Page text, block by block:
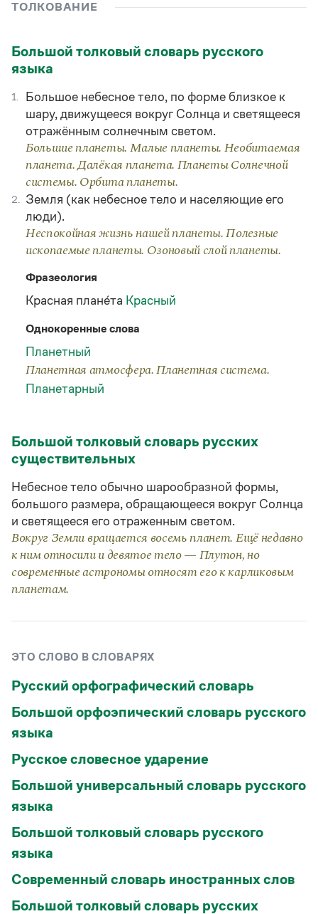
Словари русского языка как государственного
Справочники
Правила русской орфографии и пунктуации
Русский язык. Краткий теоретический курс
для школьников
Письмовник
Справочник по пунктуации
Словарь-справочник трудностей
Справочник по фразеологии
Азбучные истины
Словарь-справочник непростые слова
Все справочники портала
Журнал
Статьи
Интервью
Лекции и подкасты
Рекомендуем
Учебник Грамоты
Правила русского языка: от азов до тонкостей
Интерактивные упражнения: от простого к сложному
Скороговорки
Издательство
Словари
Управление в русском языке
Правила русской орфографии и пунктуации
ТОЛКОВАНИЕ
Большой толковый словарь русских
существительных
Небесное тело обычно шарообразной формы,
большого размера, обращающееся вокруг Солнца
и светящееся его отраженным светом.
Вокруг Земли вращается восемь планет. Ещё недавно
к ним относили и девятое тело — Плутон, но
современные астрономы относят его к карликовым
планетам.
Большой толковый словарь русского
языка
1.
Большое небесное тело, по форме близкое к
шару, движущееся вокруг Солнца и светящееся
отражённым солнечным светом.
Большие планеты. Малые планеты. Необитаемая
планета. Далёкая планета. Планеты Солнечной
системы. Орбита планеты.
2.
Земля (как небесное тело и населяющие его
люди).
Неспокойная жизнь нашей планеты. Полезные
ископаемые планеты. Озоновый слой планеты.
Фразеология
Красная плане́та Красный
Однокоренные слова
Планетный
Планетная атмосфера. Планетная система.
Планетарный
ЭТО СЛОВО В СЛОВАРЯХ
Русский орфографический словарь
Большой орфоэпический словарь русского
языка
Русское словесное ударение
Большой универсальный словарь русского
языка
Большой толковый словарь русского
языка
Современный словарь иностранных слов
Большой толковый словарь русских